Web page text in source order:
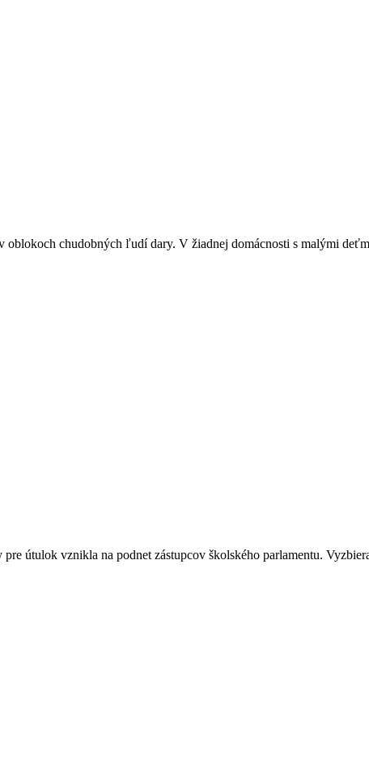
chudobných ľudí dary. V žiadnej domácnosti s malými
útulok vznikla na podnet zástupcov školského parlamentu.